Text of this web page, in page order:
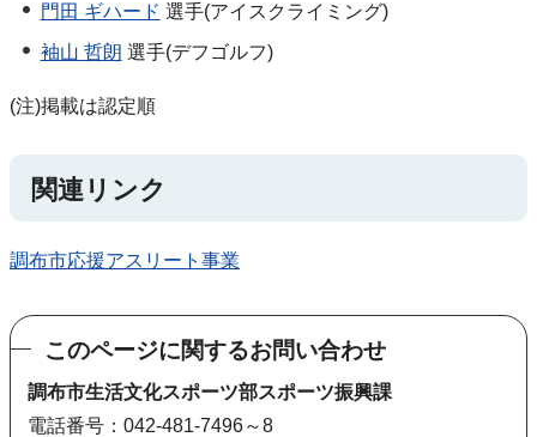
門田 ギハード 選手(アイスクライミング)
袖山 哲朗 選手(デフゴルフ)
(注)掲載は認定順
関連リンク
調布市応援アスリート事業
このページに関するお問い合わせ
調布市生活文化スポーツ部スポーツ振興課
電話番号：042-481-7496～8